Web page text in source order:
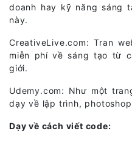
doanh hay kỹ năng sáng
này.
CreativeLive.com: Tran
miễn phí về sáng tạo từ
giới.
Udemy.com: Như một
dạy về lập trình,
Dạy về cách viết code: